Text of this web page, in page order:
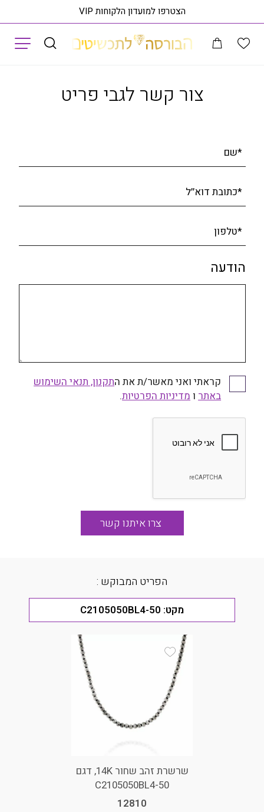
הצטרפו למועדון הלקוחות VIP
צור קשר לגבי פריט
*שם
*כתובת דוא׳׳ל
*טלפון
הודעה
קראתי ואני מאשר/ת את התקנון, תנאי השימוש באתר
ומדיניות הפרטיות
קראתי ואני מאשר/ת את התקנון, תנאי השימוש
באתר ו מדיניות הפרטיות.
הפריט המבוקש :
מקט: C2105050BL4-50
שרשרת זהב שחור 14K, דגם
C2105050BL4-50
12810